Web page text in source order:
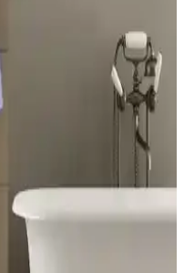
Berbera Erkek Kapşonlu ve
malzeme, konfor, emicilik
Havlulu Bornoz
emicilik ve kullanım
kullanıcı yorumlarıyla
Rozet Tekstil
beden bornozların malzeme